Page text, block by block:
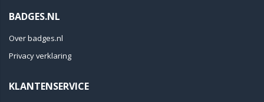
BADGES.NL
Over badges.nl
Privacy verklaring
KLANTENSERVICE